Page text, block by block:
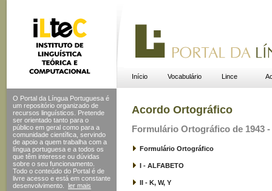
Início Vocabulário Lince
O Portal da Língua Portuguesa é
um repositório organizado de
recursos linguísticos. Pretende
ser orientado tanto para o
público em geral como para a
comunidade científica, servindo
de apoio a quem trabalha com a
língua portuguesa e a todos os
que têm interesse ou dúvidas
sobre o seu funcionamento.
Todo o conteúdo do Portal é de
livre acesso e está em constante
desenvolvimento.
ler mais
Acordo Ortográfico
Formulário Ortográfico de 1943
Formulário Ortográfico
I - ALFABETO
II - K, W, Y